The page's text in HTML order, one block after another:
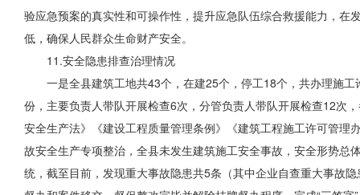
验应急预案的真实性和可操作性，提升应急队伍综合救援能力，
低，确保人民群众生命财产安全。
11.安全隐患排查治理情况
一是全县建筑工地共43个，在建25个，停工18个，共办理施工
份，主要负责人带队开展检查6次，分管负责人带队开展检查12次
安全生产法》《建设工程质量管理条例》《建筑工程施工许可管
故安全生产专项整治，全县未发生建筑施工安全事故，安全形势总
统，截至目前，发现重大事故隐患共5条（其中企业自查重大事故